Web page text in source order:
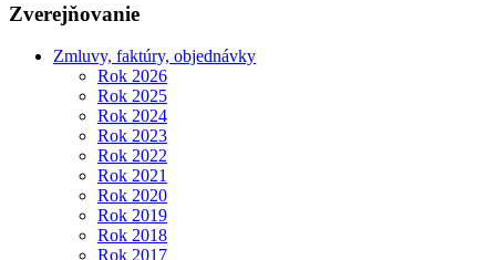
Zverejňovanie
Zmluvy, faktúry, objednávky
Rok 2026
Rok 2025
Rok 2024
Rok 2023
Rok 2022
Rok 2021
Rok 2020
Rok 2019
Rok 2018
Rok 2017